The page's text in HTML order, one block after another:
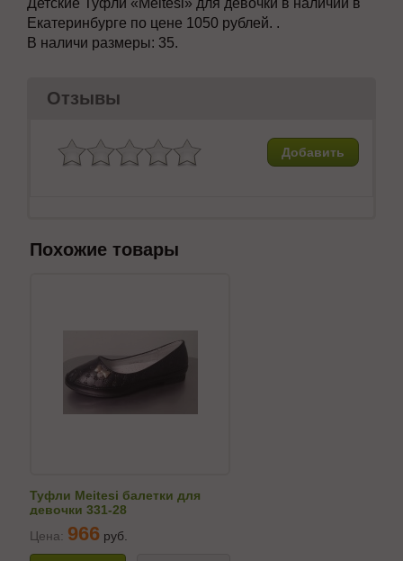
Детские Туфли «Meitesi» для девочки в наличии в
Екатеринбурге по цене 1050 рублей. .
В наличи размеры: 35.
Отзывы
Добавить
Похожие товары
Туфли Meitesi балетки для
девочки 331-28
Цена: 966 руб.